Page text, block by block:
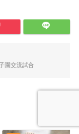
園交流試合